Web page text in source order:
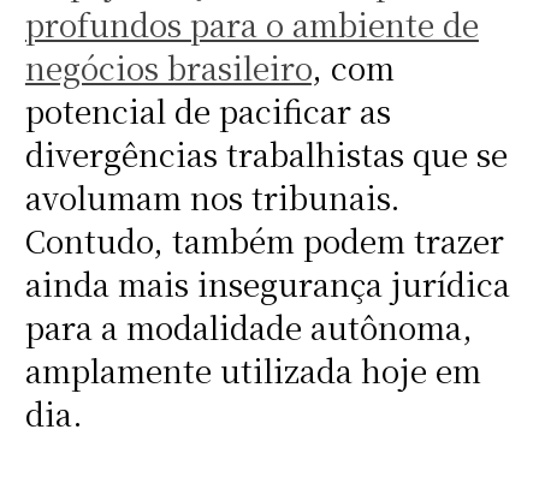
profundos para o ambiente de
negócios brasileiro, com
potencial de pacificar as
divergências trabalhistas que se
avolumam nos tribunais.
Contudo, também podem trazer
ainda mais insegurança jurídica
para a modalidade autônoma,
amplamente utilizada hoje em
dia.